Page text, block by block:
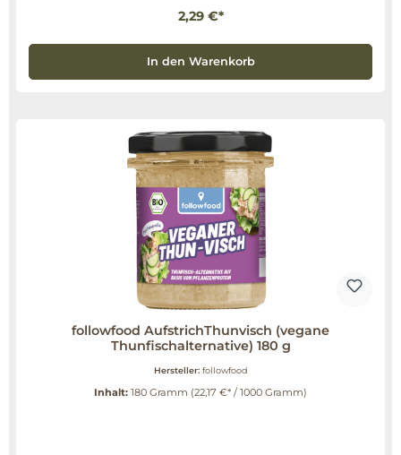
2,29 €*
In den Warenkorb
followfood AufstrichThunvisch (vegane
Thunfischalternative) 180 g
Hersteller: followfood
Inhalt: 180 Gramm (22,17 €* / 1000 Gramm)